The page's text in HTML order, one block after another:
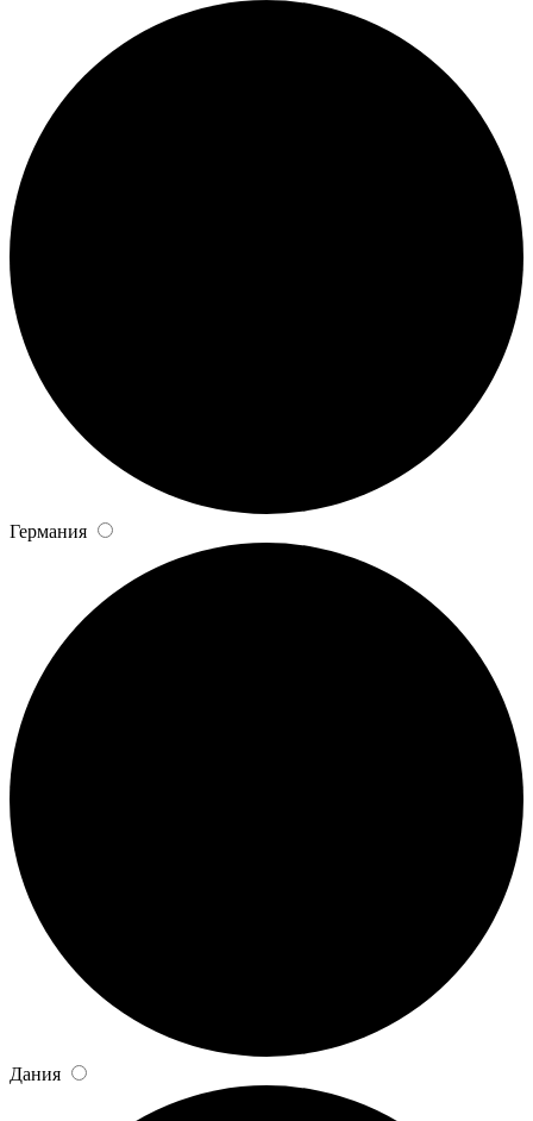
Германия
Дания